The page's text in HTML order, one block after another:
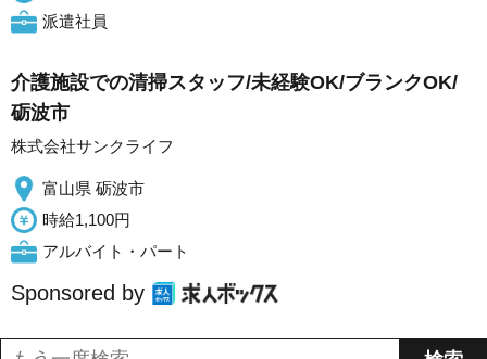
派遣社員
介護施設での清掃スタッフ/未経験OK/ブランクOK/
砺波市
株式会社サンクライフ
富山県 砺波市
時給1,100円
アルバイト・パート
Sponsored by